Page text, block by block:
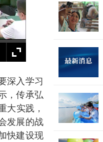
深入学习
，传承弘
大实践，
发展的战
快建设现